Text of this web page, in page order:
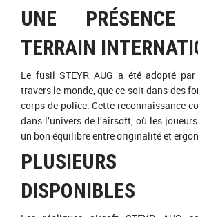
UNE
TERRAIN
Le fusil STEYR AUG a été adopté
travers le monde, que ce soit dans des
corps de police. Cette reconnaissance
dans l’univers de l’airsoft, où les
un bon équilibre entre originalité et
PLUSIEURS
DISPONIBLES